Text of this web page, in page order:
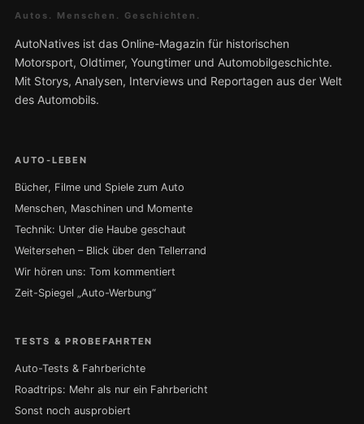
Autos. Menschen. Geschichten.
AutoNatives ist das Online-Magazin für historischen
Motorsport, Oldtimer, Youngtimer und Automobilgeschichte.
Mit Storys, Analysen, Interviews und Reportagen aus der Welt
des Automobils.
AUTO-LEBEN
Bücher, Filme und Spiele zum Auto
Menschen, Maschinen und Momente
Technik: Unter die Haube geschaut
Weitersehen – Blick über den Tellerrand
Wir hören uns: Tom kommentiert
Zeit-Spiegel „Auto-Werbung“
TESTS & PROBEFAHRTEN
Auto-Tests & Fahrberichte
Roadtrips: Mehr als nur ein Fahrbericht
Sonst noch ausprobiert